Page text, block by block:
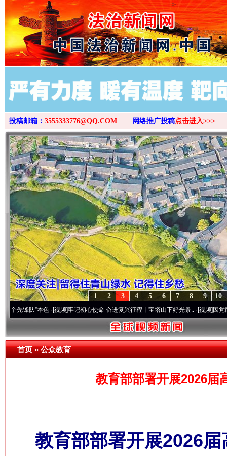
>
投稿邮箱： 3555333776@QQ.COM 网络推广投稿点击进入>>>
10
9
8
7
6
5
4
3
2
1
”本色·[视频]牢记初心使命 奋进复兴征程丨宝塔山下好光景..·[视频]因党而生 为党
首页»公众教育
教育部部署开展2026届
教育部部署开展2026